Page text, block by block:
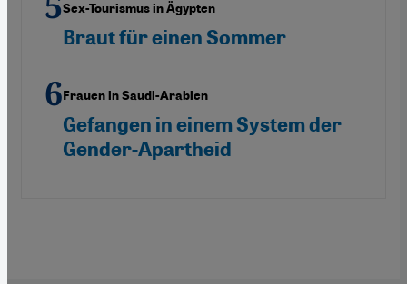
Sex-Tourismus in Ägypten
Braut für einen Sommer
Frauen in Saudi-Arabien
Gefangen in einem System der
Gender-Apartheid